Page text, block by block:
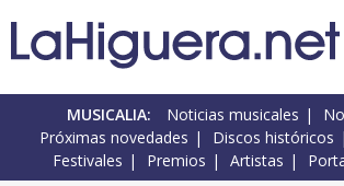
MUSICALIA: Noticias musicales
Próximas novedades
Discos históricos
Festivales
Premios Artistas